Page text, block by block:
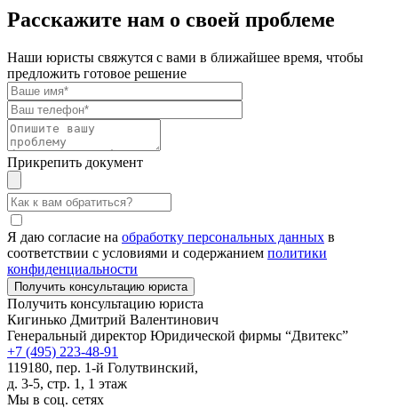
Расскажите нам о своей проблеме
Наши юристы свяжутся с вами в ближайшее время, чтобы
предложить готовое решение
Прикрепить документ
Я даю согласие на обработку персональных данных в
соответствии с условиями и содержанием политики
конфиденциальности
Получить консультацию юриста
Кигинько Дмитрий Валентинович
Генеральный директор Юридической фирмы “Двитекс”
+7 (495) 223-48-91
119180, пер. 1-й Голутвинский,
д. 3-5, стр. 1, 1 этаж
Мы в соц. сетях